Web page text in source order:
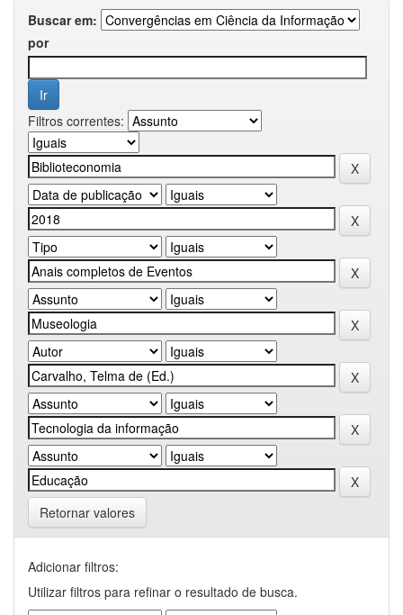
Buscar em:
por
Filtros correntes:
Retornar valores
Adicionar filtros:
Utilizar filtros para refinar o resultado de busca.